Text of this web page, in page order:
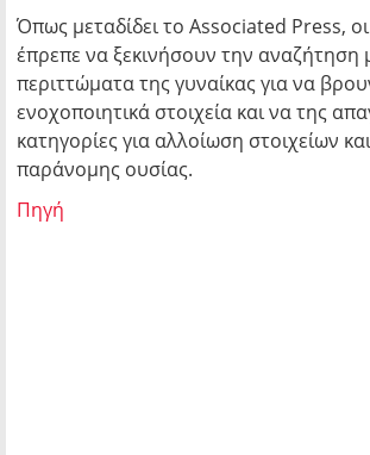
Όπως μεταδίδει το Associated Press,
έπρεπε να ξεκινήσουν την αναζήτηση
περιττώματα της γυναίκας για να
ενοχοποιητικά στοιχεία και να της
κατηγορίες για αλλοίωση στοιχείων
παράνομης ουσίας.
Πηγή